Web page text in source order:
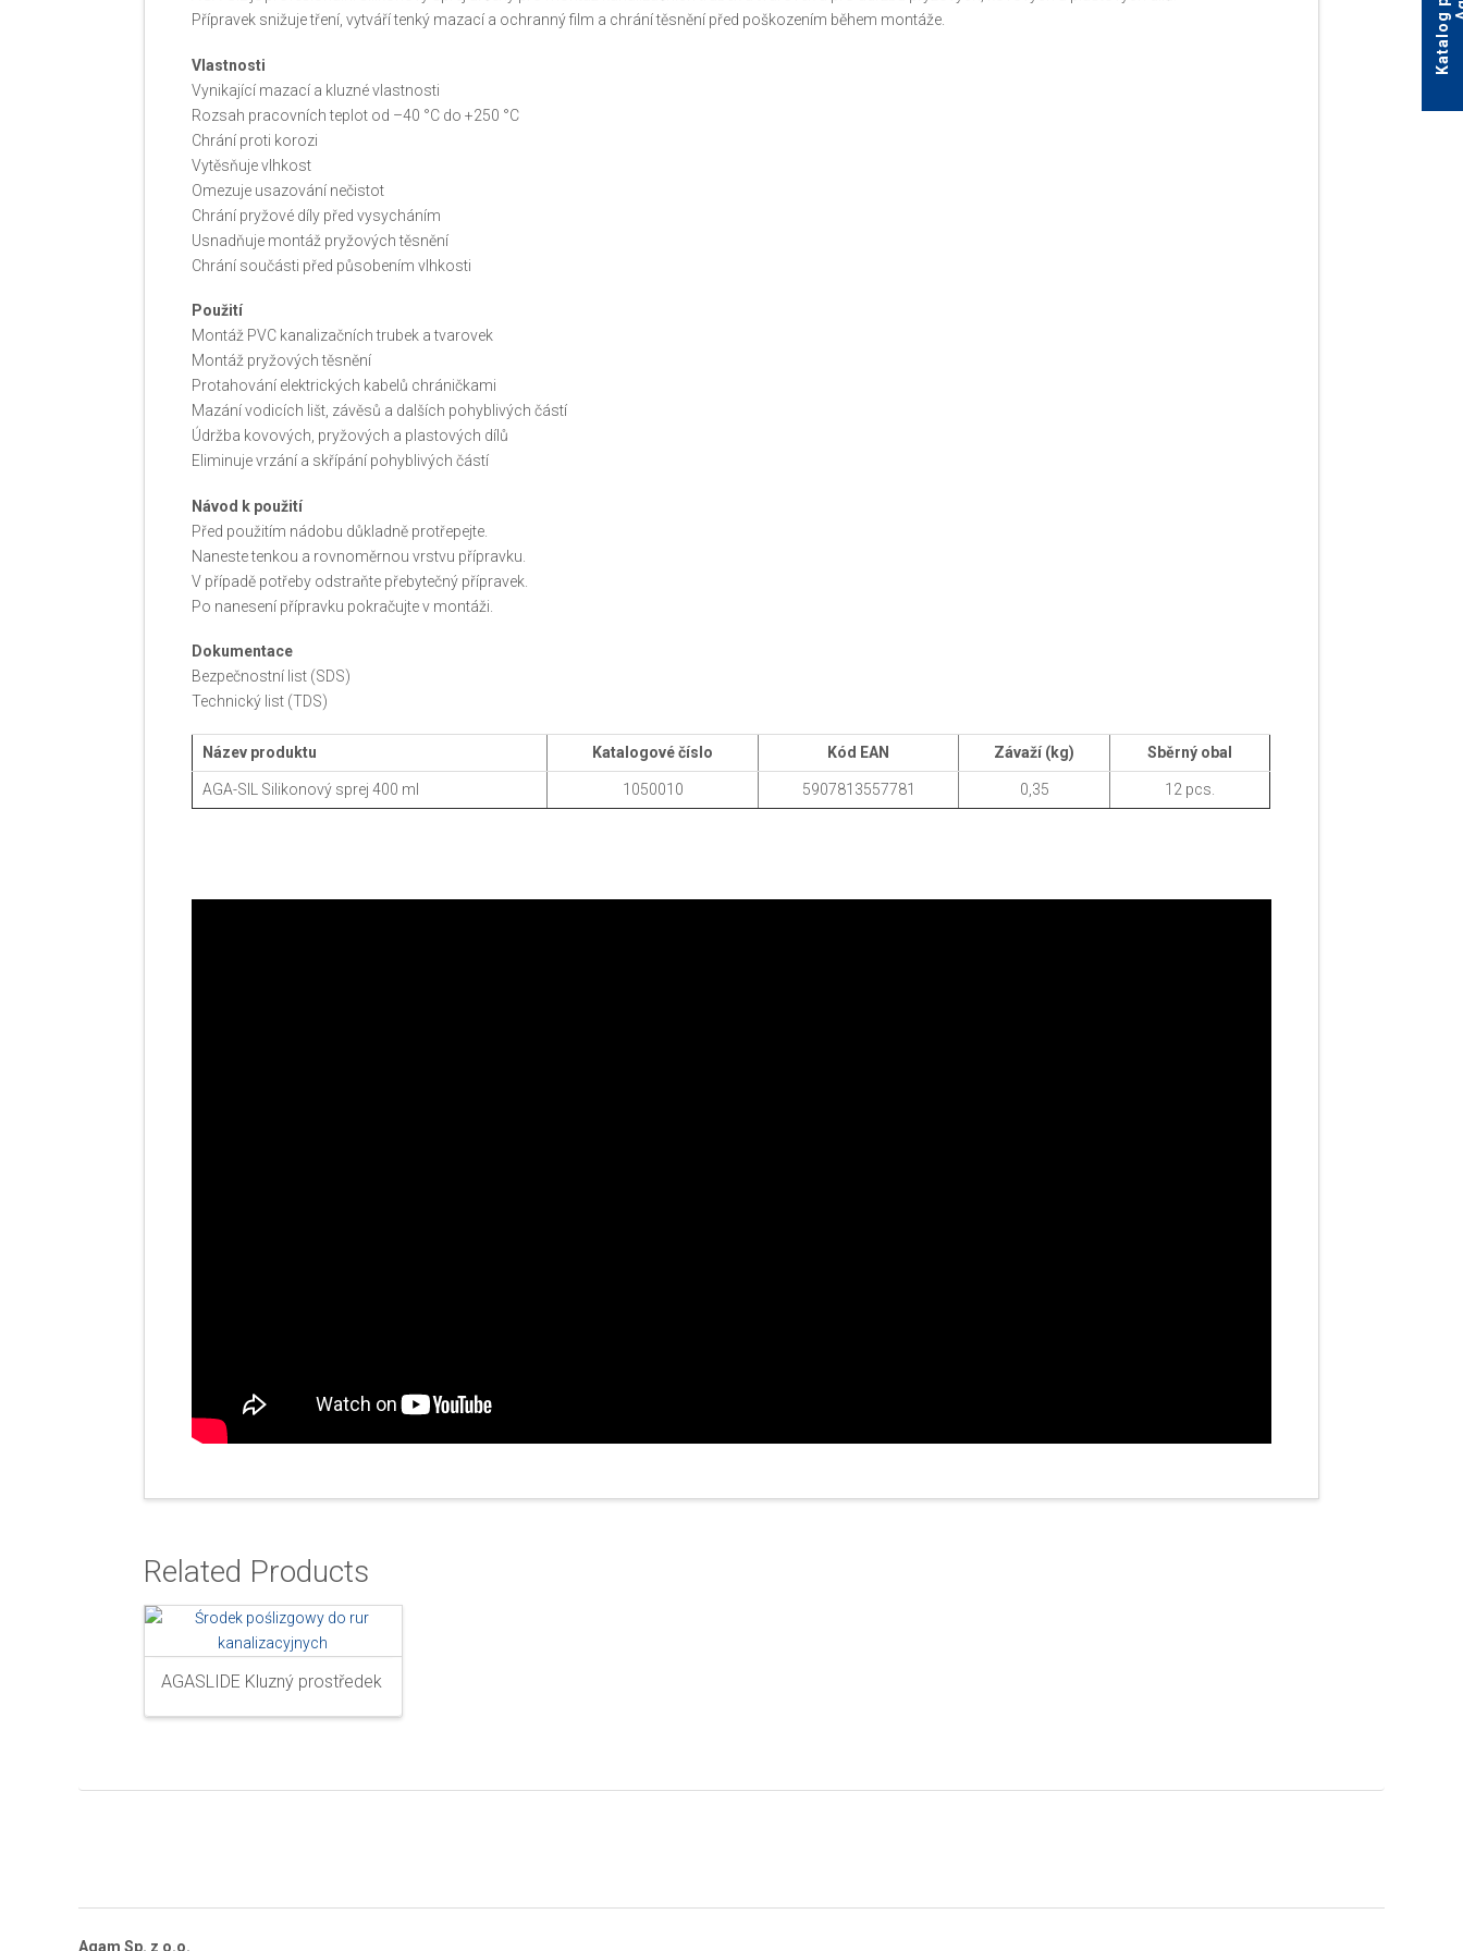
Přípravek snižuje tření, vytváří tenký mazací a ochranný film a chrání těsnění před poškozením během montáže.
Vlastnosti
Vynikající mazací a kluzné vlastnosti
Rozsah pracovních teplot od –40 °C do +250 °C
Chrání proti korozi
Vytěsňuje vlhkost
Omezuje usazování nečistot
Chrání pryžové díly před vysycháním
Usnadňuje montáž pryžových těsnění
Chrání součásti před působením vlhkosti
Použití
Montáž PVC kanalizačních trubek a tvarovek
Montáž pryžových těsnění
Protahování elektrických kabelů chráničkami
Mazání vodicích lišt, závěsů a dalších pohyblivých částí
Údržba kovových, pryžových a plastových dílů
Eliminuje vrzání a skřípání pohyblivých částí
Návod k použití
Před použitím nádobu důkladně protřepejte.
Naneste tenkou a rovnoměrnou vrstvu přípravku.
V případě potřeby odstraňte přebytečný přípravek.
Po nanesení přípravku pokračujte v montáži.
Dokumentace
Bezpečnostní list (SDS)
Technický list (TDS)
Název produktu Katalogové číslo Kód EAN Závaží (kg) Sběrný obal
AGA-SIL Silikonový sprej 400 ml 1050010 5907813557781 0,35 12 pcs.
Related Products
AGASLIDE Kluzný prostředek
Agam Sp. z o.o.